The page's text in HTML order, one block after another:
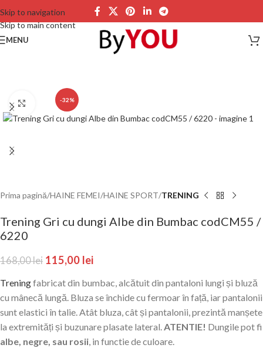
Skip to navigation
Skip to main content
MENU
-32%
Click to enlarge
Prima pagină HAINE FEMEI HAINE SPORT TRENING
Trening Gri cu dungi Albe din Bumbac codCM55 /
6220
168,00lei 115,00 lei
Treningfabricat din bumbac, alcătuit din pantaloni lungi și bluză
cu mânecă lungă. Bluza se închide cu fermoar în față, iar pantalonii
sunt elastici în talie. Atât bluza, cât și pantalonii, prezintă manșete
la extremități și buzunare plasate lateral.ATENTIE! Dungile pot fi
albe, negre, sau rosii, in functie de culoare.